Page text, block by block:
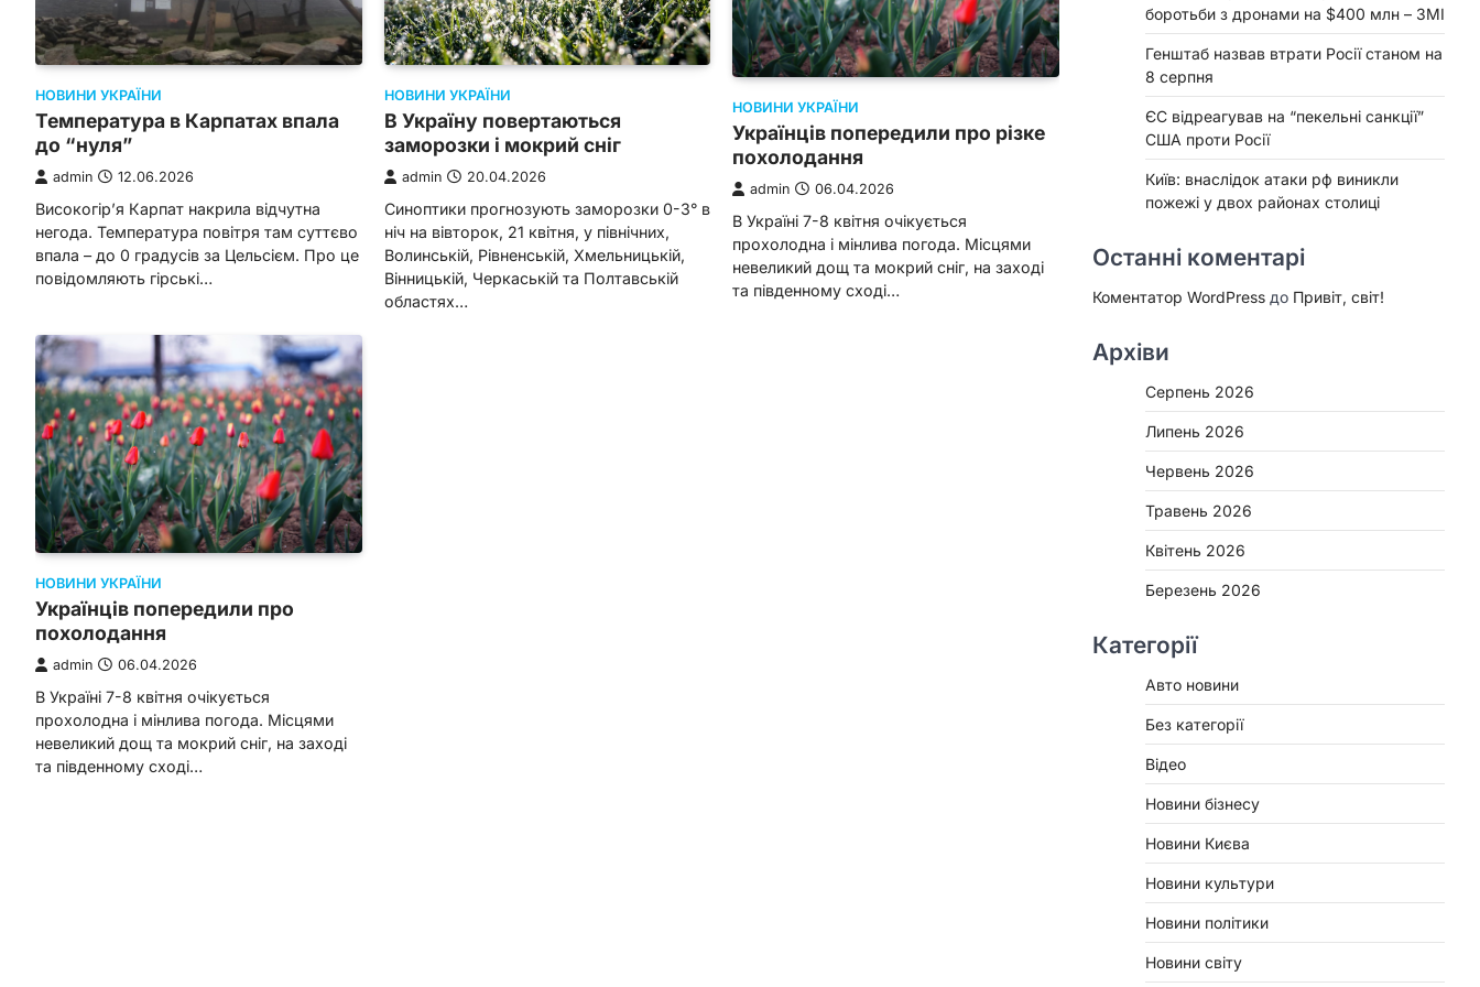
НОВИНИ УКРАЇНИ
Температура в Карпатах впала
до “нуля”
admin 12.06.2026
Високогір’я Карпат накрила відчутна
негода. Температура повітря там суттєво
впала – до 0 градусів за Цельсієм. Про це
повідомляють гірські…
НОВИНИ УКРАЇНИ
В Україну повертаються
заморозки і мокрий сніг
admin 20.04.2026
Синоптики прогнозують заморозки 0-3° в
ніч на вівторок, 21 квітня, у північних,
Волинській, Рівненській, Хмельницькій,
Вінницькій, Черкаській та Полтавській
областях…
НОВИНИ УКРАЇНИ
Українців попередили про різке
похолодання
admin 06.04.2026
В Україні 7-8 квітня очікується
прохолодна і мінлива погода. Місцями
невеликий дощ та мокрий сніг, на заході
та південному сході…
НОВИНИ УКРАЇНИ
Українців попередили про
похолодання
admin 06.04.2026
В Україні 7-8 квітня очікується
прохолодна і мінлива погода. Місцями
невеликий дощ та мокрий сніг, на заході
та південному сході…
боротьби з дронами на $400 млн – ЗМІ
Генштаб назвав втрати Росії станом на
8 серпня
ЄС відреагував на “пекельні санкції”
США проти Росії
Київ: внаслідок атаки рф виникли
пожежі у двох районах столиці
Останні коментарі
Коментатор WordPress до Привіт, світ!
Архіви
Серпень 2026
Липень 2026
Червень 2026
Травень 2026
Квітень 2026
Березень 2026
Категорії
Авто новини
Без категорії
Відео
Новини бізнесу
Новини Києва
Новини культури
Новини політики
Новини світу